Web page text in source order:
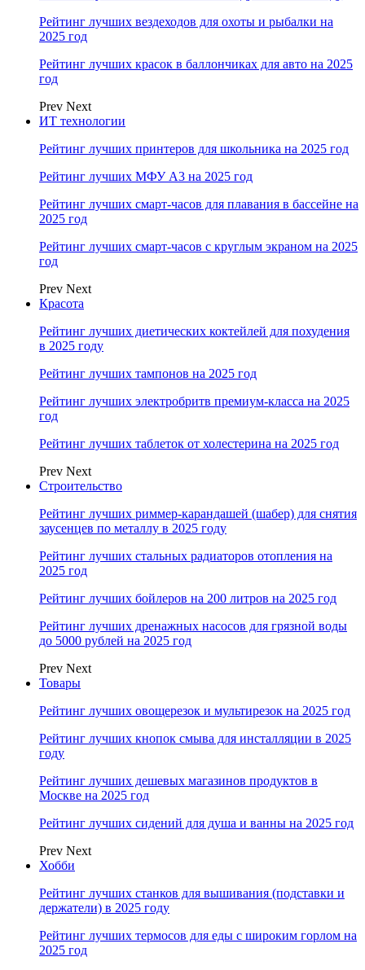
Рейтинг лучших вездеходов для охоты и рыбалки на
2025 год
Рейтинг лучших красок в баллончиках для авто на 2025
год
Prev Next
ИТ технологии
Рейтинг лучших принтеров для школьника на 2025 год
Рейтинг лучших МФУ А3 на 2025 год
Рейтинг лучших смарт-часов для плавания в бассейне на
2025 год
Рейтинг лучших смарт-часов с круглым экраном на 2025
год
Prev Next
Красота
Рейтинг лучших диетических коктейлей для похудения
в 2025 году
Рейтинг лучших тампонов на 2025 год
Рейтинг лучших электробритв премиум-класса на 2025
год
Рейтинг лучших таблеток от холестерина на 2025 год
Prev Next
Строительство
Рейтинг лучших риммер-карандашей (шабер) для снятия
заусенцев по металлу в 2025 году
Рейтинг лучших стальных радиаторов отопления на
2025 год
Рейтинг лучших бойлеров на 200 литров на 2025 год
Рейтинг лучших дренажных насосов для грязной воды
до 5000 рублей на 2025 год
Prev Next
Товары
Рейтинг лучших овощерезок и мультирезок на 2025 год
Рейтинг лучших кнопок смыва для инсталляции в 2025
году
Рейтинг лучших дешевых магазинов продуктов в
Москве на 2025 год
Рейтинг лучших сидений для душа и ванны на 2025 год
Prev Next
Хобби
Рейтинг лучших станков для вышивания (подставки и
держатели) в 2025 году
Рейтинг лучших термосов для еды с широким горлом на
2025 год